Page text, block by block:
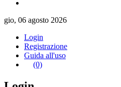
gio, 06 agosto 2026
Login
Registrazione
Guida all'uso
(0)